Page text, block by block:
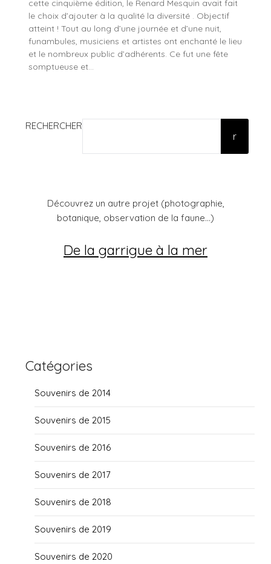
cette cinquième édition, le Renard Mesquin avait fait
le choix d’ajouter à la qualité la diversité . Objectif
atteint ! Tout au long d’une journée et d’une nuit,
funambules, musiciens et artistes ont enchanté le lieu
et le nombreux public d’adhérents. Ce fut une fête
somptueuse et…
RECHERCHER
r
Découvrez un autre projet (photographie,
botanique, observation de la faune...)
De la garrigue à la mer
Catégories
Souvenirs de 2014
Souvenirs de 2015
Souvenirs de 2016
Souvenirs de 2017
Souvenirs de 2018
Souvenirs de 2019
Souvenirs de 2020